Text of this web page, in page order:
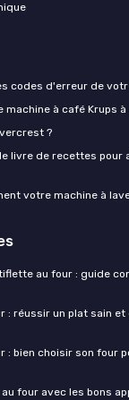
codes d'erreur de
à café Krups à
?
livre de recettes pour
votre machine à
au four : guide
: réussir un plat sain
: bien choisir son four
four avec les bons